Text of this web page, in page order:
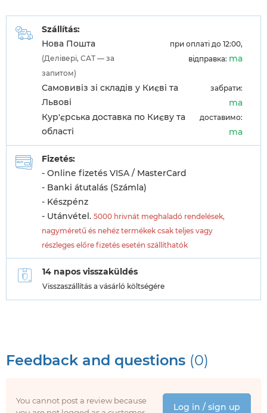
Szállítás:
Нова Пошта
(Делівері, САТ — за
запитом)
при оплаті до 12:00,
відправка: ma
Самовивіз зі складів у Києві та
Львові
забрати:
ma
Кур'єрська доставка по Києву та
області
доставимо:
ma
Fizetés:
- Online fizetés VISA / MasterCard
- Banki átutalás (Számla)
- Készpénz
- Utánvétel. 5000 hrivnát meghaladó rendelések,
nagyméretű és nehéz termékek csak teljes vagy
részleges előre fizetés esetén szállíthatók
14 napos visszaküldés
Visszaszállítás a vásárló költségére
Feedback and questions (0)
You cannot post a review because
Log in / sign up